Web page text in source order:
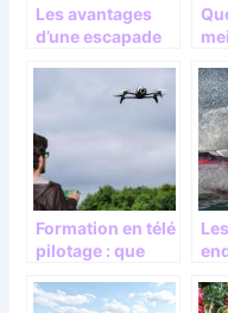
Les avantages
d’une escapade
Formation en télé
pilotage : que